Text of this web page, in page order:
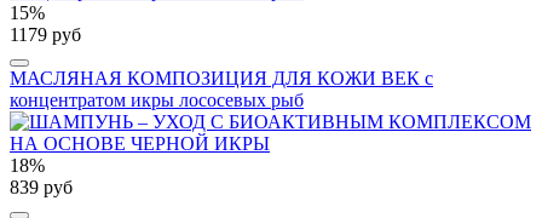
15%
1179 руб
МАСЛЯНАЯ КОМПОЗИЦИЯ ДЛЯ КОЖИ ВЕК с
концентратом икры лососевых рыб
18%
839 руб